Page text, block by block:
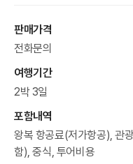
판매가격
전화문의
여행기간
2박 3일
포함내역
왕복 항공료(저가항공), 관
함), 중식, 투어비용